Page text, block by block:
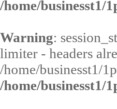
/home/businesst1/
Warning:
limiter - headers
/home/businesst1/
/home/businesst1/